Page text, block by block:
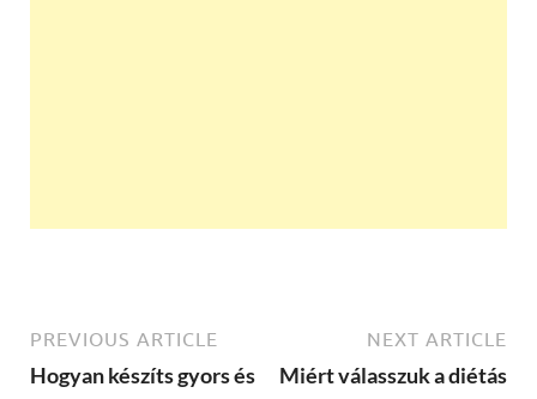
PREVIOUS ARTICLE
Hogyan készíts gyors és
NEXT ARTICLE
Miért válasszuk a diétás